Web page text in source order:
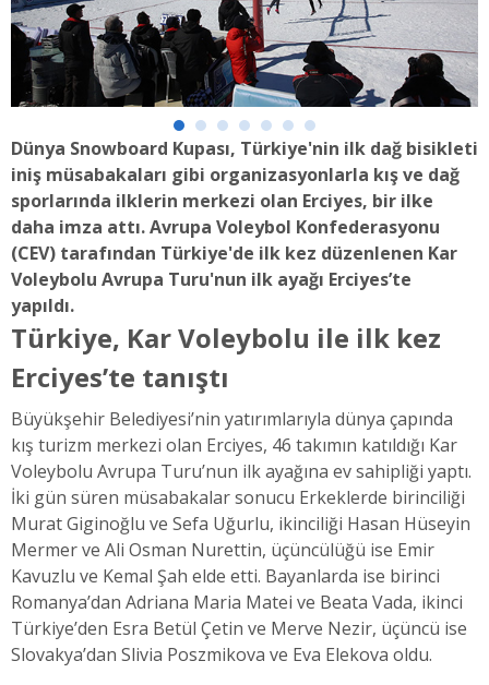
Dünya Snowboard Kupası, Türkiye'nin ilk dağ bisikleti
iniş müsabakaları gibi organizasyonlarla kış ve dağ
sporlarında ilklerin merkezi olan Erciyes, bir ilke
daha imza attı. Avrupa Voleybol Konfederasyonu
(CEV) tarafından Türkiye'de ilk kez düzenlenen Kar
Voleybolu Avrupa Turu'nun ilk ayağı Erciyes’te
yapıldı.
Türkiye, Kar Voleybolu ile ilk kez
Erciyes’te tanıştı
Büyükşehir Belediyesi’nin yatırımlarıyla dünya çapında
kış turizm merkezi olan Erciyes, 46 takımın katıldığı Kar
Voleybolu Avrupa Turu’nun ilk ayağına ev sahipliği yaptı.
İki gün süren müsabakalar sonucu Erkeklerde birinciliği
Murat Giginoğlu ve Sefa Uğurlu, ikinciliği Hasan Hüseyin
Mermer ve Ali Osman Nurettin, üçüncülüğü ise Emir
Kavuzlu ve Kemal Şah elde etti. Bayanlarda ise birinci
Romanya’dan Adriana Maria Matei ve Beata Vada, ikinci
Türkiye’den Esra Betül Çetin ve Merve Nezir, üçüncü ise
Slovakya’dan Slivia Poszmikova ve Eva Elekova oldu.